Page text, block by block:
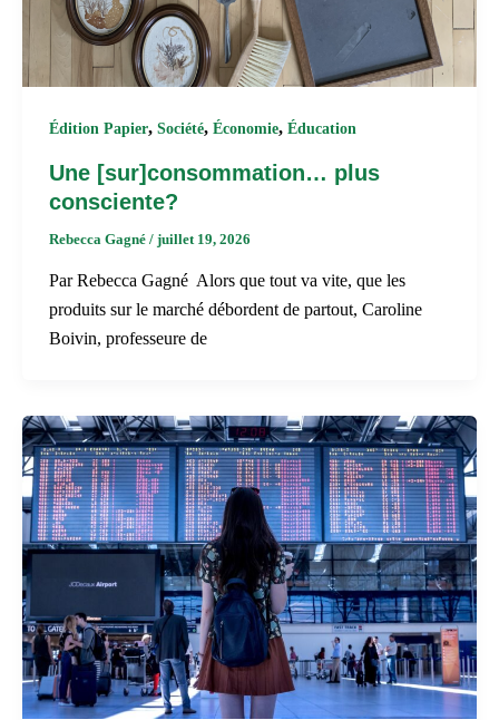
Édition Papier, Société, Économie, Éducation
Une [sur]consommation… plus
consciente?
Rebecca Gagné / juillet 19, 2026
Par Rebecca Gagné Alors que tout va vite, que les
produits sur le marché débordent de partout, Caroline
Boivin, professeure de